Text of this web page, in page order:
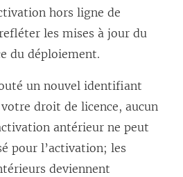
hors ligne de
les mises à jour du
du déploiement.
un nouvel identifiant
droit de licence, aucun
antérieur ne peut
pour l’activation; les
deviennent